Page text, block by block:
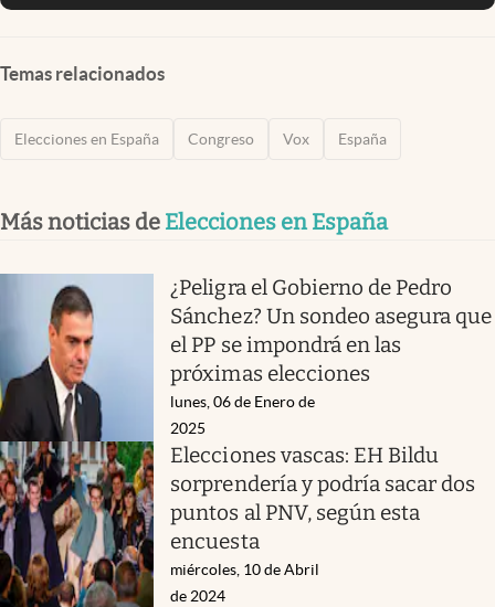
Temas relacionados
Elecciones en España Congreso Vox España
Más noticias de Elecciones en España
¿Peligra el Gobierno de Pedro
Sánchez? Un sondeo asegura que
el PP se impondrá en las
próximas elecciones
lunes, 06 de Enero de
2025
Elecciones vascas: EH Bildu
sorprendería y podría sacar dos
puntos al PNV, según esta
encuesta
miércoles, 10 de Abril
de 2024